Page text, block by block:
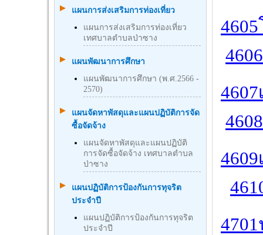
แผนการส่งเสริมการท่องเที่ยว
แผนการส่งเสริมการท่องเที่ยว
เทศบาลตำบลป่าซาง
แผนพัฒนาการศึกษา
แผนพัฒนาการศึกษา (พ.ศ.2566 -
2570)
แผนจัดหาพัสดุและแผนปฏิบัติการจัด
ซื้อจัดจ้าง
แผนจัดหาพัสดุและแผนปฏิบัติ
การจัดซื้อจัดจ้าง เทศบาลตำบล
ป่าซาง
แผนปฏิบัติการป้องกันการทุจริต
ประจำปี
แผนปฏิบัติการป้องกันการทุจริต
ประจำปี